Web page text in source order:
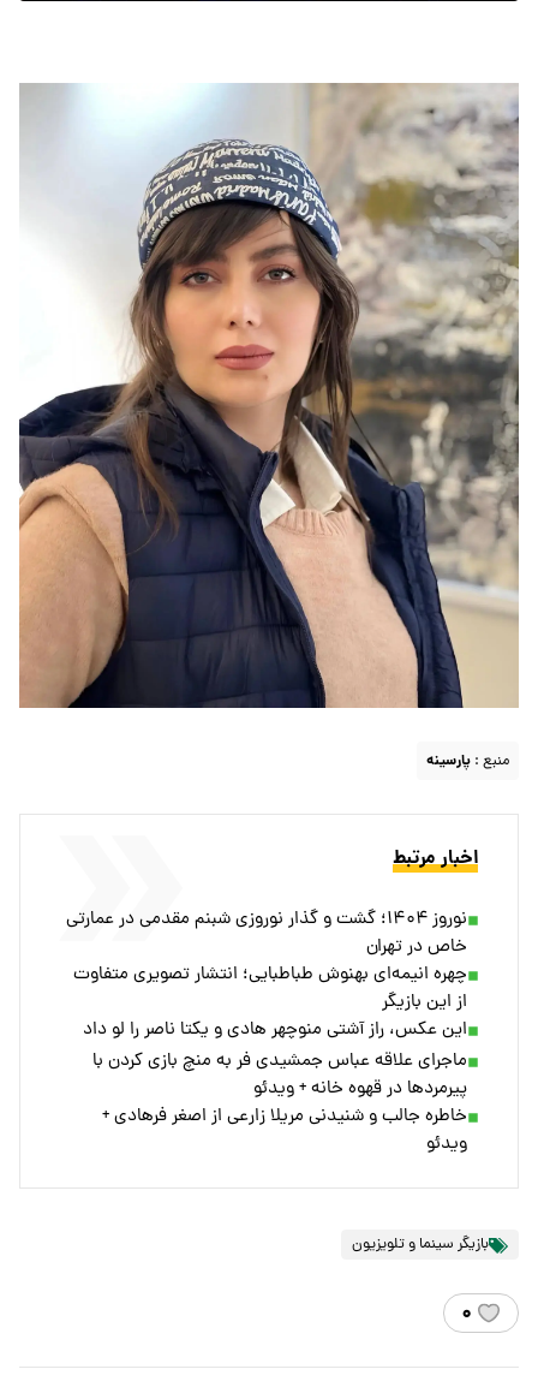
منبع : پارسینه
اخبار مرتبط
نوروز ۱۴۰۴؛ گشت و گذار نوروزی شبنم مقدمی در عمارتی
خاص در تهران
چهره انیمه‌ای بهنوش طباطبایی؛ انتشار تصویری متفاوت
از این بازیگر
این عکس، راز آشتی منوچهر هادی و یکتا ناصر را لو داد
ماجرای علاقه عباس جمشیدی فر به منچ بازی کردن با
پیرمرد‌ها در قهوه خانه + ویدئو
خاطره جالب و شنیدنی مریلا زارعی از اصغر فرهادی +
ویدئو
بازیگر سینما و تلویزیون
۰